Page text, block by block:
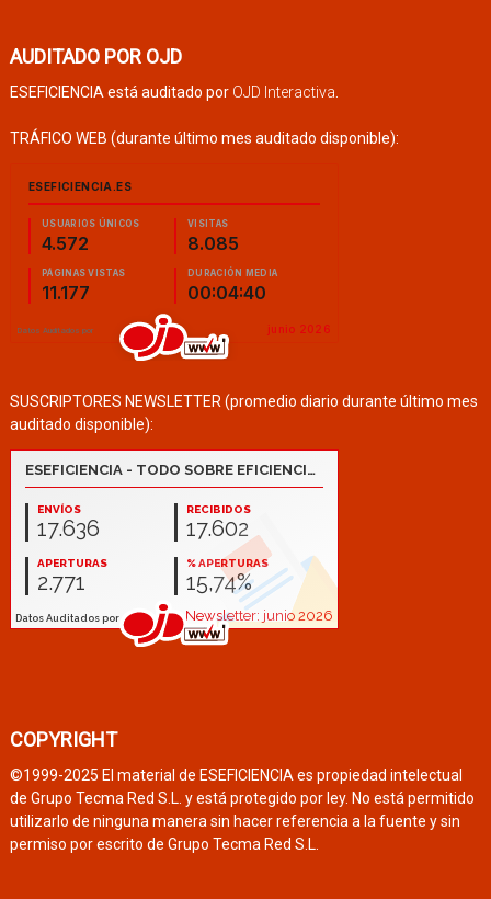
AUDITADO POR OJD
ESEFICIENCIA está auditado por OJD Interactiva
TRÁFICO WEB (durante último mes auditado disponible):
SUSCRIPTORES NEWSLETTER (promedio diario durante último mes
auditado disponible):
COPYRIGHT
©1999-2025 El material de ESEFICIENCIA es propiedad intelectual
de Grupo Tecma Red S.L. y está protegido por ley. No está permitido
utilizarlo de ninguna manera sin hacer referencia a la fuente y sin
permiso por escrito de Grupo Tecma Red S.L.